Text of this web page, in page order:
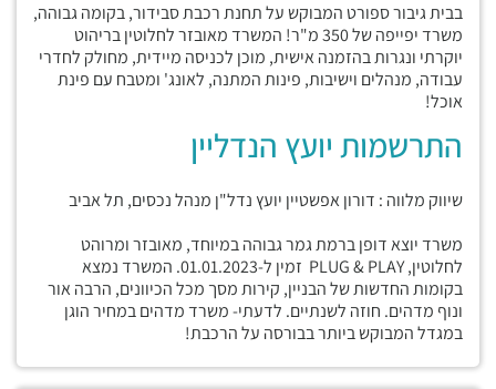
בבית גיבור ספורט המבוקש על תחנת רכבת סבידור, בקומה גבוהה,
משרד יפייפה של 350 מ"ר! המשרד מאובזר לחלוטין בריהוט
יוקרתי ונגרות בהזמנה אישית, מוכן לכניסה מיידית, מחולק לחדרי
עבודה, מנהלים וישיבות, פינות המתנה, לאונג' ומטבח עם פינת
אוכל!
התרשמות יועץ הנדליין
שיווק מלווה : דורון אפשטיין יועץ נדל"ן מנהל נכסים, תל אביב
משרד יוצא דופן ברמת גמר גבוהה במיוחד, מאובזר ומרוהט
לחלוטין, PLUG & PLAY זמין ל-01.01.2023. המשרד נמצא
בקומות החדשות של הבניין, קירות מסך מכל הכיוונים, הרבה אור
ונוף מדהים. חוזה לשנתיים. לדעתי- משרד מדהים במחיר הוגן
במגדל המבוקש ביותר בבורסה על הרכבת!